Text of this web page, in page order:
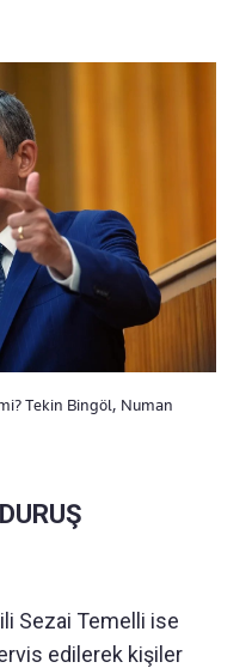
Tekin Bingöl, Numan
Sezai Temelli ise
edilerek kişiler